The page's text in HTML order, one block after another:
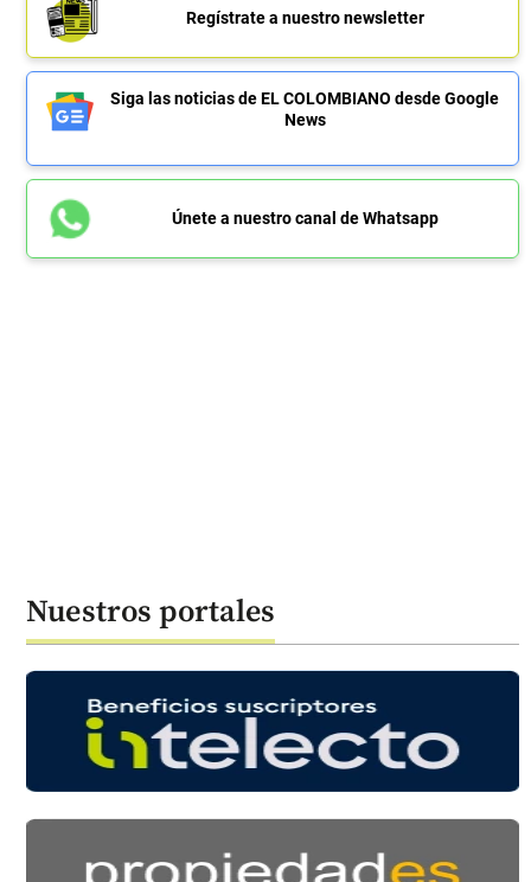
Regístrate a nuestro newsletter
Siga las noticias de EL COLOMBIANO desde Google
News
Únete a nuestro canal de Whatsapp
Nuestros portales